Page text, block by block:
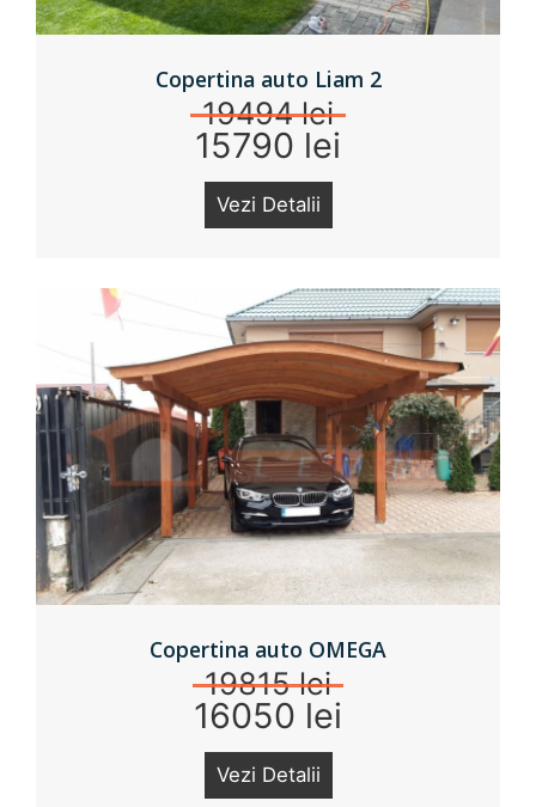
Copertina auto Liam 2
19494 lei
15790 lei
Vezi Detalii
Copertina auto OMEGA
19815 lei
16050 lei
Vezi Detalii